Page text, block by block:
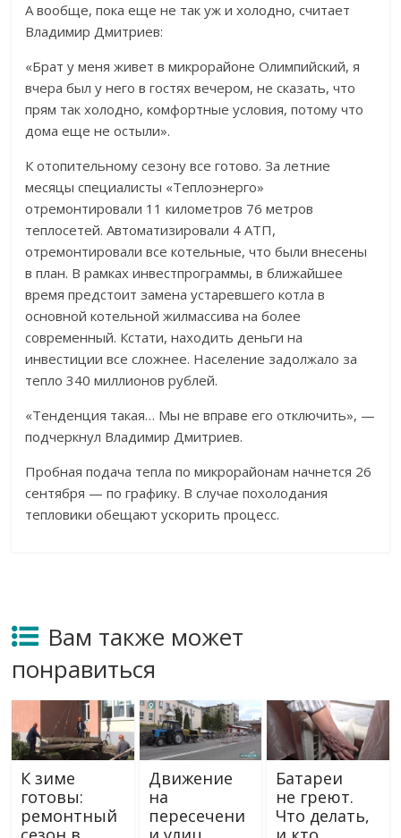
А вообще, пока еще не так уж и холодно, считает
Владимир Дмитриев:
«Брат у меня живет в микрорайоне Олимпийский, я
вчера был у него в гостях вечером, не сказать, что
прям так холодно, комфортные условия, потому что
дома еще не остыли».
К отопительному сезону все готово. За летние
месяцы специалисты «Теплоэнерго»
отремонтировали 11 километров 76 метров
теплосетей. Автоматизировали 4 АТП,
отремонтировали все котельные, что были внесены
в план. В рамках инвестпрограммы, в ближайшее
время предстоит замена устаревшего котла в
основной котельной жилмассива на более
современный. Кстати, находить деньги на
инвестиции все сложнее. Население задолжало за
тепло 340 миллионов рублей.
«Тенденция такая… Мы не вправе его отключить», —
подчеркнул Владимир Дмитриев.
Пробная подача тепла по микрорайонам начнется 26
сентября — по графику. В случае похолодания
тепловики обещают ускорить процесс.
Вам также может
понравиться
К зиме
готовы:
ремонтный
Движение
на
пересечени
Батареи
не греют.
Что делать,